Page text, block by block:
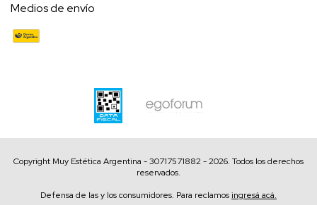
Medios de envío
Copyright Muy Estética Argentina - 30717571882 - 2026. Todos los derechos
reservados.
Defensa de las y los consumidores. Para reclamosingresá acá.